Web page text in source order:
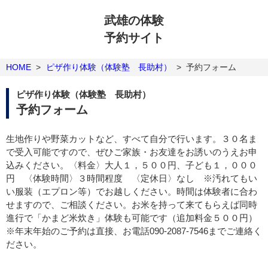
武雄の体験
予約サイト
HOME > ピザ作り体験（体験塾 長助村） > 予約フォーム
ピザ作り体験（体験塾 長助村）
予約フォーム
生地作りや野菜カットなど、すべて自分で行います。３０名ま
で受入可能ですので、ぜひご家族・お友達をお誘いのうえお申
込みください。〈料金〉大人１，５００円、子ども１，０００
円 〈体験時間〉３時間程度 〈定休日〉なし ※汚れてもい
い服装（エプロン等）でお越しください。時間は体験者に合わ
せますので、ご相談ください。お米を持って来てもらえば同時
進行で「かまど米炊き」体験も可能です（追加料金５００円）
※年末年始のご予約は直接、お電話090-2087-7546までご連絡く
ださい。